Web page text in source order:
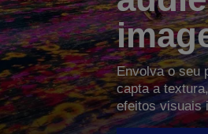
Envolva o seu
capta a
efeitos visuais